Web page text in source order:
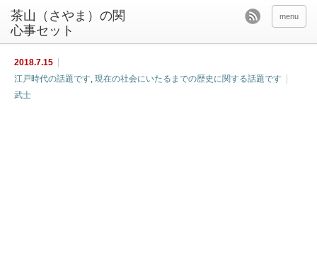
茶山（さやま）の関
心事セット
menu
2018.7.15
江戸時代の話題です, 現在の社会にいたるまでの歴史に関する話題です
武士